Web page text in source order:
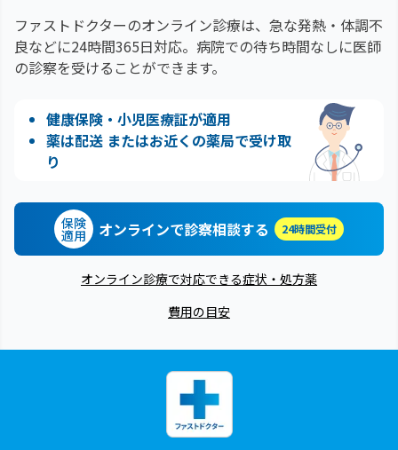
ファストドクターのオンライン診療は、急な発熱・体調不
良などに24時間365日対応。 病院での待ち時間なしに医師
の診察を受けることができます。
健康保険・小児医療証が適用
薬は配送 またはお近くの薬局で受け取
り
保険
適用 オンラインで診察相談する 24時間受付
オンライン診療で対応できる症状・処方薬
費用の目安